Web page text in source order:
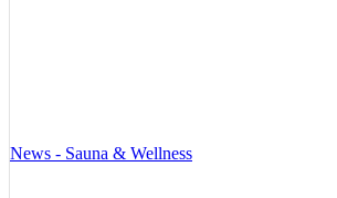
News - Sauna & Wellness